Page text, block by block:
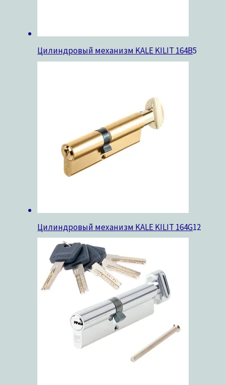
Цилиндровый механизм KALE KILIT 164B5
Цилиндровый механизм KALE KILIT 164G12